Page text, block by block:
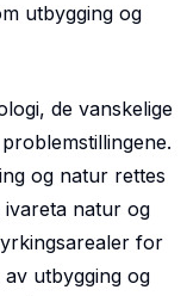
utbygging og
de vanskelige
og natur rettes
natur og
for
utbygging og